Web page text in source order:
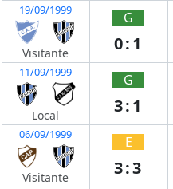
19/09/1999
Visitante
G
0:1
11/09/1999
Local
G
3:1
06/09/1999
Visitante
E
3:3